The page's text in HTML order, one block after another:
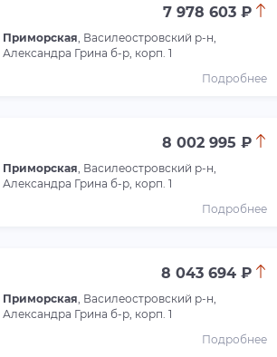
7 978 603 ₽
Приморская, Василеостровский р-н,
Александра Грина б-р, корп. 1
Подробнее
8 002 995 ₽
Приморская, Василеостровский р-н,
Александра Грина б-р, корп. 1
Подробнее
8 043 694 ₽
Приморская, Василеостровский р-н,
Александра Грина б-р, корп. 1
Подробнее